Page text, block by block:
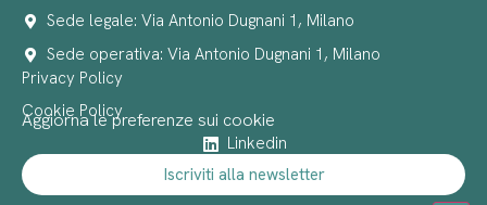
Sede legale: Via Antonio Dugnani 1, Milano
Sede operativa: Via Antonio Dugnani 1, Milano
Privacy Policy
Cookie Policy
Aggiorna le preferenze sui cookie
Linkedin
Iscriviti alla newsletter